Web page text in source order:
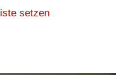
setzen